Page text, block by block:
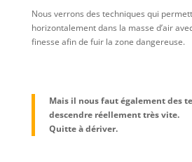
Nous verrons des techniques qui
horizontalement dans la masse d’air
finesse afin de fuir la zone dangereuse.
Mais il nous faut également des
descendre réellement très vite.
Quitte à dériver.